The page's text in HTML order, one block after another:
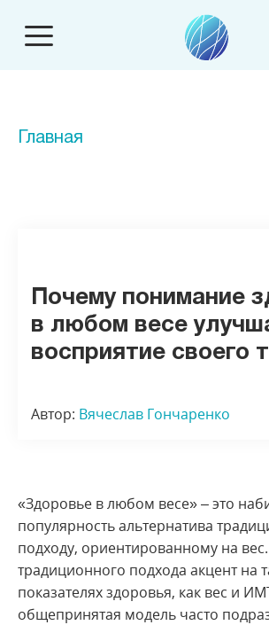
Главная
Почему понимание
в любом весе
восприятие своего
Автор: Вячеслав Гончаренко
«Здоровье в любом весе» – это
популярность альтернатива
подходу, ориентированному на
традиционного подхода акцент на
показателях здоровья, как вес и
общепринятая модель часто